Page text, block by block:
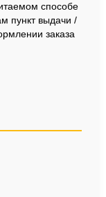
способе
пункт выдачи /
заказа